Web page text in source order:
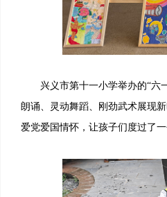
兴义市第十一小学举办的“六一
朗诵、灵动舞蹈、刚劲武术展现
爱党爱国情怀，让孩子们度过了